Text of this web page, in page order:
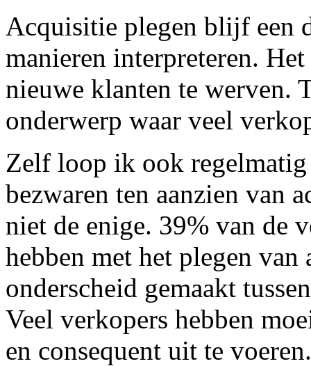
Acquisitie plegen blijf een
manieren interpreteren.
nieuwe klanten te werven.
onderwerp waar veel
Zelf loop ik ook
bezwaren ten aanzien van
niet de enige. 39% van de
hebben met het plegen
onderscheid gemaakt
Veel verkopers hebben
en consequent uit te voeren.